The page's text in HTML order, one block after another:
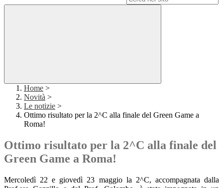
Home >
Novità >
Le notizie >
Ottimo risultato per la 2^C alla finale del Green Game a
Roma!
Ottimo risultato per la 2^C alla finale del
Green Game a Roma!
Mercoledì 22 e giovedì 23 maggio la 2^C, accompagnata dalla